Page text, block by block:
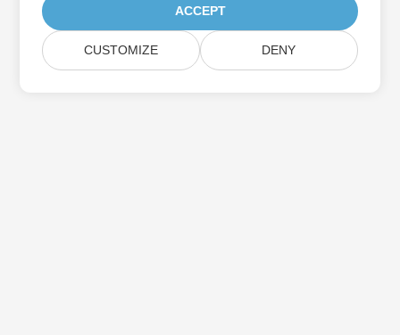
ACCEPT
CUSTOMIZE DENY